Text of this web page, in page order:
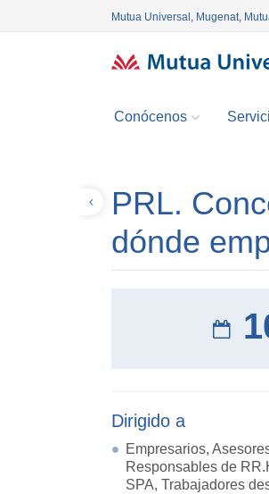
Mutua Universal, Mugenat,
Conócenos
PRL.
dónde
Dirigido a
Empresarios,
Responsables de
SPA, Trabajadores